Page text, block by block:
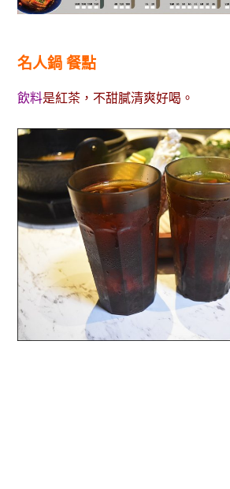
名人鍋 餐點
飲料是紅茶，不甜膩清爽好喝。